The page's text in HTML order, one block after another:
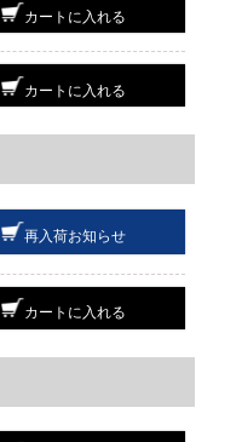
カートに入れる
カートに入れる
再入荷お知らせ
カートに入れる